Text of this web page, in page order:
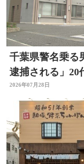
千葉県警名乗る
逮捕される」20
円被害 大分
2026年07月28日